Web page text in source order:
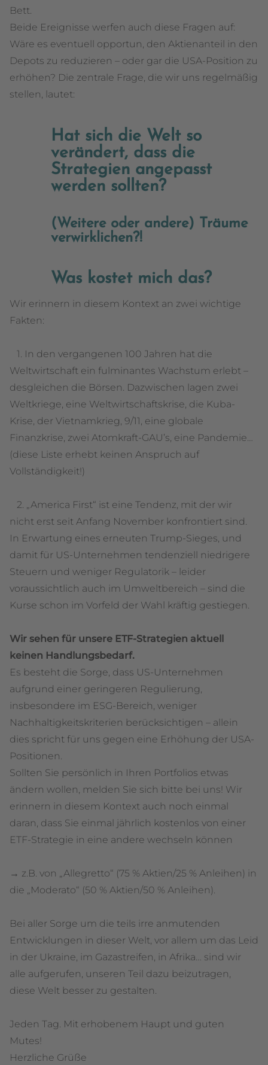
Bett.
Beide Ereignisse werfen auch diese Fragen auf:
Wäre es eventuell opportun, den Aktienanteil in den
Depots zu reduzieren – oder gar die USA-Position zu
erhöhen? Die zentrale Frage, die wir uns regelmäßig
stellen, lautet:
Hat sich die Welt so
verändert, dass die
Strategien angepasst
werden sollten?
(Weitere oder andere) Träume
verwirklichen?!
Was kostet mich das?
Wir erinnern in diesem Kontext an zwei wichtige
Fakten:
1. In den vergangenen 100 Jahren hat die
Weltwirtschaft ein fulminantes Wachstum erlebt –
desgleichen die Börsen. Dazwischen lagen zwei
Weltkriege, eine Weltwirtschaftskrise, die Kuba-
Krise, der Vietnamkrieg, 9/11, eine globale
Finanzkrise, zwei Atomkraft-GAU’s, eine Pandemie…
(diese Liste erhebt keinen Anspruch auf
Vollständigkeit!)
2. „America First“ ist eine Tendenz, mit der wir
nicht erst seit Anfang November konfrontiert sind.
In Erwartung eines erneuten Trump-Sieges, und
damit für US-Unternehmen tendenziell niedrigere
Steuern und weniger Regulatorik – leider
voraussichtlich auch im Umweltbereich – sind die
Kurse schon im Vorfeld der Wahl kräftig gestiegen.
Wir sehen für unsere ETF-Strategien aktuell
keinen Handlungsbedarf.
Es besteht die Sorge, dass US-Unternehmen
aufgrund einer geringeren Regulierung,
insbesondere im ESG-Bereich, weniger
Nachhaltigkeitskriterien berücksichtigen – allein
dies spricht für uns gegen eine Erhöhung der USA-
Positionen.
Sollten Sie persönlich in Ihren Portfolios etwas
ändern wollen, melden Sie sich bitte bei uns! Wir
erinnern in diesem Kontext auch noch einmal
daran, dass Sie einmal jährlich kostenlos von einer
ETF-Strategie in eine andere wechseln können
→ z.B. von „Allegretto“ (75 % Aktien/25 % Anleihen) in
die „Moderato“ (50 % Aktien/50 % Anleihen).
Bei aller Sorge um die teils irre anmutenden
Entwicklungen in dieser Welt, vor allem um das Leid
in der Ukraine, im Gazastreifen, in Afrika… sind wir
alle aufgerufen, unseren Teil dazu beizutragen,
diese Welt besser zu gestalten.
Jeden Tag. Mit erhobenem Haupt und guten
Mutes!
Herzliche Grüße